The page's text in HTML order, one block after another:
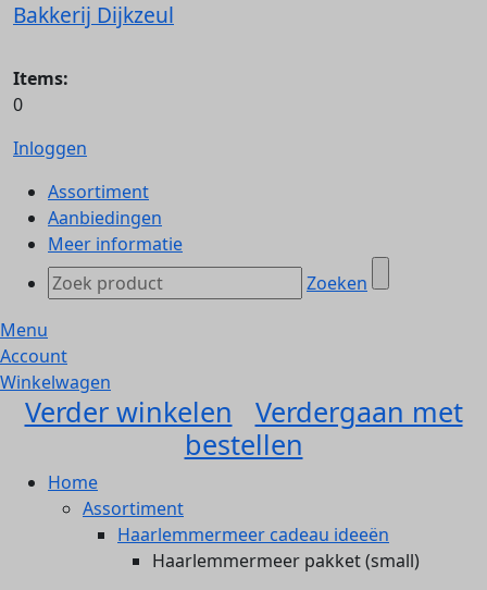
Bakkerij Dijkzeul
Items:
0
Inloggen
Assortiment
Aanbiedingen
Meer informatie
Zoeken
Menu
Account
Winkelwagen
Verder winkelen
Verdergaan met
bestellen
Home
Assortiment
Haarlemmermeer cadeau ideeën
Haarlemmermeer pakket (small)